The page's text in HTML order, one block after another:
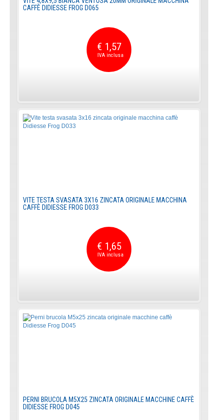
CAFFÈ DIDIESSE FROG D065
€ 1,57
VITE TESTA SVASATA 3X16 ZINCATA ORIGINALE MACCHINA
CAFFÈ DIDIESSE FROG D033
€ 1,65
PERNI BRUCOLA M5X25 ZINCATA ORIGINALE MACCHINE CAFFÈ
DIDIESSE FROG D045